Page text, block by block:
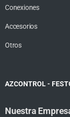
Conexiones
Accesorios
Otros
AZCONTROL -
Nuestra